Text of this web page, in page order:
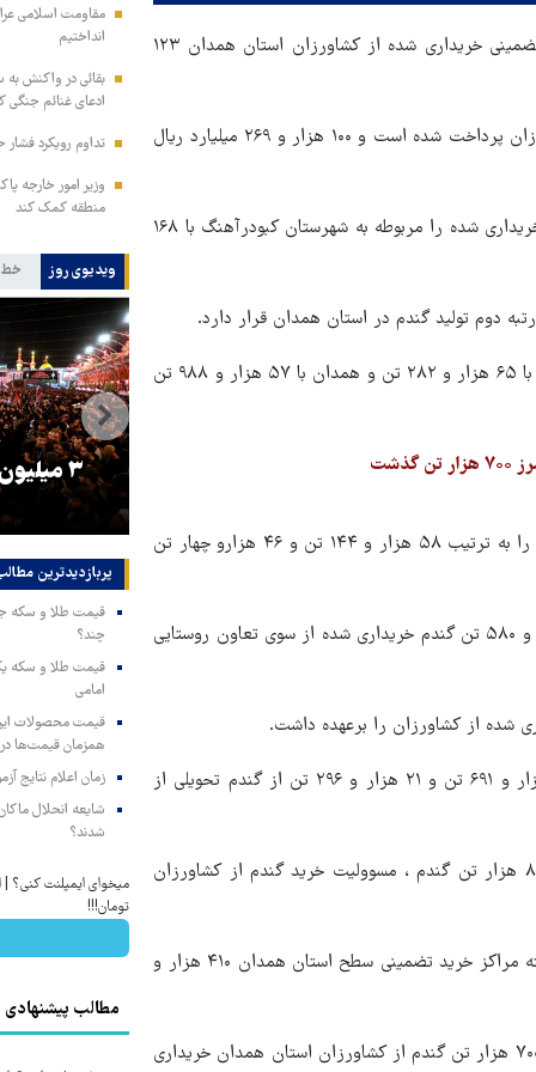
به گزارش قدس آنلاین، حسین خوانساری افزود: ارزش گندم های تضمینی خریداری شده از کشاورزان استان همدان ۱۲۳
وی ادامه داد: تاکنون ۲۰ هزار و ۶۳۰ میلیارد ریال از مطالبات کشاورزان پرداخت شده است و ۱۰۰ هزار و ۲۶۹ میلیارد ریال
مدیرکل غله و خدمات بازرگانی استان همدان بیشترین میزان گندم خریداری شده را مربوطه به شهرستان کبودرآهنگ با ۱۶۸
خوانساری یادآور شد: شهرستان نهاوند با ۶۹ هزار و ۳۴۵ تن، اسدآباد با ۶۵ هزار و ۲۸۲ تن و همدان با ۵۷ هزار و ۹۸۸ تن
وی میزان گندم تحویلی از کشاورزان شهرستان های ملایر و درگزین را به ترتیب ۵۸ هزار و ۱۴۴ تن و ۴۶ هزارو چهار تن
مدیرکل غله و خدمات بازرگانی استان همدان تصریح کرد: ۴۰۲ هزار و ۵۸۰ تن گندم خریداری شده از سوی تعاون روستایی
خوانساری یاداور شد: مراکز دولتی و کارخانجات نیز به ترتیب ۴۶ هزار و ۶۹۱ تن و ۲۱ هزار و ۲۹۶ تن از گندم تحویلی از
وی یادآور شد: ۵۵ مرکز خرید تضمینی گندم، با ظرفیت بیش از ۸۰۰ هزار تن گندم ، مسوولیت خرید گندم از کشاورزان
مدیر کل غله و خدمات بازرگانی استان همدان یادآور شد: سال گذشته مراکز خرید تضمینی سطح استان همدان ۴۱۰ هزار و
پیش بینی می شود، با توجه به بارش های مناسب سالجاری ، بیش از ۷۰۰ هزار تن گندم از کشاورزان استان همدان خریداری
مقاومت اسلامی
انداختیم
بقائی در واکنش به
ادعای غنائم جنگی
تداوم رویکرد
وزیر امور خارجه
منطقه کمک کند
ویدیوی روز خط
ترامپ نماد فساد، اقتدارگرایی و
۳
پربازدیدترین‌
چند؟
امامی
همزمان قیمت‌ها در
زمان اعلام نتایج
شایعه انحلال
شدند؟
تومان!!!
مطالب پیشنهادی